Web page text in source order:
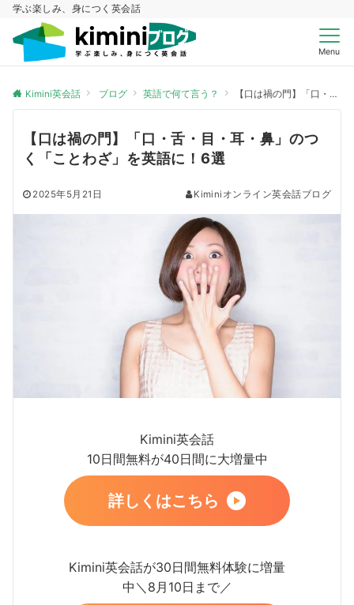
学ぶ楽しみ、身につく英会話
Menu
Kimini英会話 ブログ 英語で何て言う？ 【口は禍の門】「口・舌・目・耳・鼻」のつく「ことわざ」を英語に！6選
【口は禍の門】「口・舌・目・耳・鼻」のつ
く「ことわざ」を英語に！6選
2025年5月21日 Kiminiオンライン英会話ブログ
Kimini英会話
10日間無料が40日間に大増量中
詳しくはこちら
Kimini英会話が30日間無料体験に増量
中＼8月10日まで／